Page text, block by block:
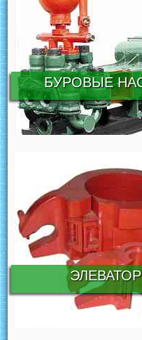
БУРОВЫЕ